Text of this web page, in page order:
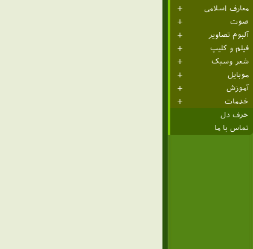
معارف اسلامی
صوت
آلبوم تصاویر
فیلم و کلیپ
شعر وسبک
موبایل
آموزش
خدمات
حرف دل
تماس با ما